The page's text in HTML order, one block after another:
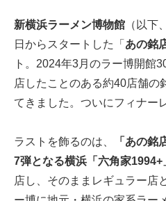
新横浜ラーメン博物館 （以下
日からスタートした「 あの銘
ト。2024年3月のラー博開館
店したことのある約40店舗の
てきました。ついにフィナー
ラストを飾るのは、
「あの
7弾となる横浜「六角家1994+
店し、そのままレギュラー店